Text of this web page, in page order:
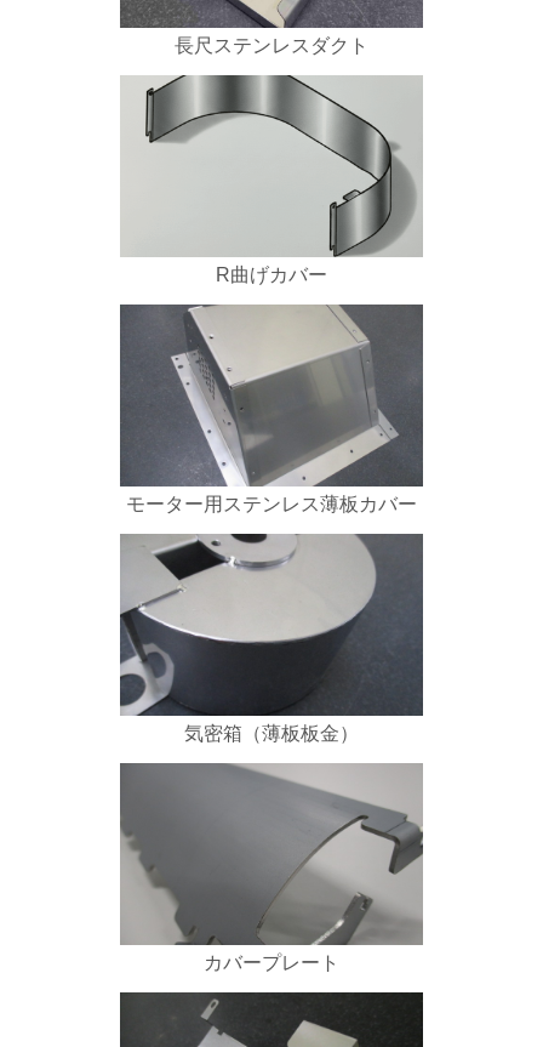
長尺ステンレスダクト
R曲げカバー
モーター用ステンレス薄板カバー
気密箱（薄板板金）
カバープレート